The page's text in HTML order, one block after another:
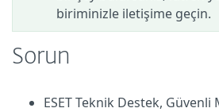
biriminizle iletişime geçin.
Sorun
ESET Teknik Destek,